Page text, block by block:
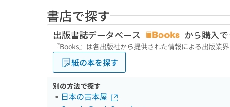
書店で探す
出版書誌データベース から購入
『Books』は各出版社から提供された情報による出版業
紙の本を探す
別の方法で探す
日本の古本屋